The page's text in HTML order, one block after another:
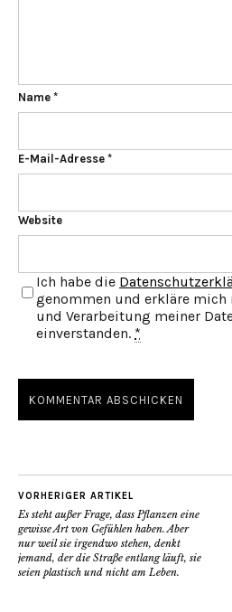
Name *
E-Mail-Adresse *
Website
Ich habe die
genommen und erkläre
und Verarbeitung meiner
einverstanden. *
VORHERIGER ARTIKEL
Es steht außer Frage, dass Pflanzen eine
gewisse Art von Gefühlen haben. Aber
nur weil sie irgendwo stehen, denkt
jemand, der die Straße entlang läuft, sie
seien plastisch und nicht am Leben.